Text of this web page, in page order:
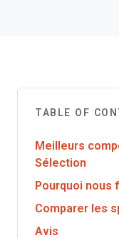
TABLE OF
Meilleurs
Sélection
Pourquoi nous
Comparer les
Avis